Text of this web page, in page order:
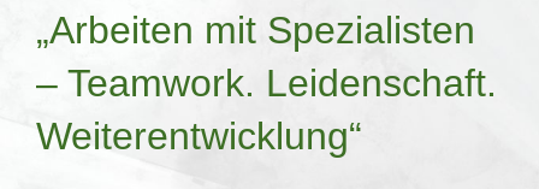
„Arbeiten mit Spezialisten
– Teamwork. Leidenschaft.
Weiterentwicklung“